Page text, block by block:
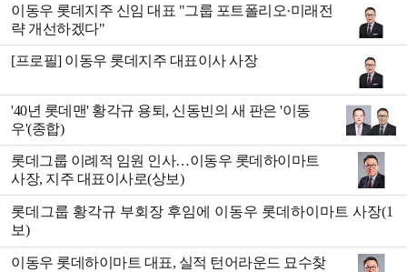
이동우 롯데지주 신임 대표 "그룹 포트폴리오·미래전
략 개선하겠다"
[프로필] 이동우 롯데지주 대표이사 사장
'40년 롯데맨' 황각규 용퇴, 신동빈의 새 판은 '이동
우'(종합)
롯데그룹 이례적 임원 인사…이동우 롯데하이마트
사장, 지주 대표이사로(상보)
롯데그룹 황각규 부회장 후임에 이동우 롯데하이마트 사장(1
보)
이동우 롯데하이마트 대표, 실적 턴어라운드 묘수찾